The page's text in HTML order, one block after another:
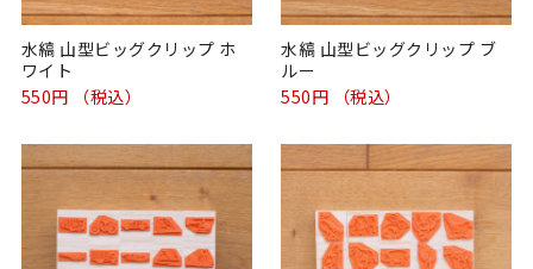
水縞 山型ビッグクリップ ホ
ワイト
550円 （税込）
水縞 山型ビッグクリップ ブ
ルー
550円 （税込）